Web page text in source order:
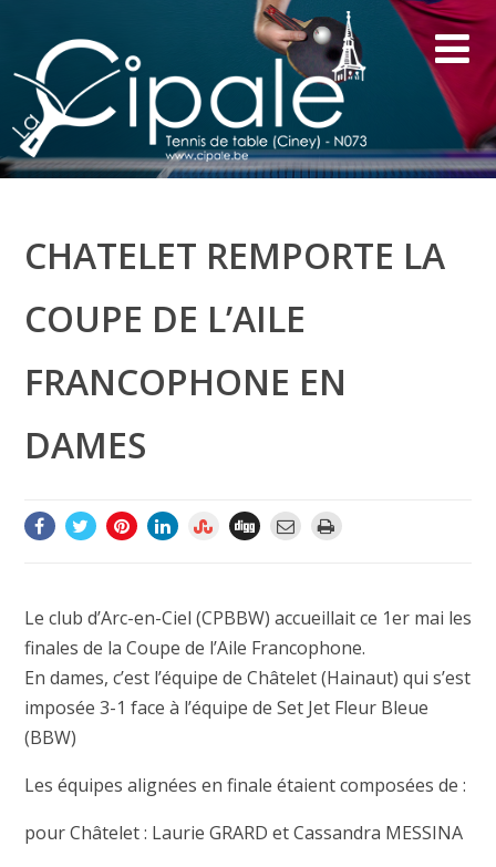
CHATELET REMPORTE LA
COUPE DE L’AILE
FRANCOPHONE EN
DAMES
Le club d’Arc-en-Ciel (CPBBW) accueillait ce 1er mai les
finales de la Coupe de l’Aile Francophone.
En dames, c’est l’équipe de Châtelet (Hainaut) qui s’est
imposée 3-1 face à l’équipe de Set Jet Fleur Bleue
(BBW)
Les équipes alignées en finale étaient composées de :
pour Châtelet : Laurie GRARD et Cassandra MESSINA